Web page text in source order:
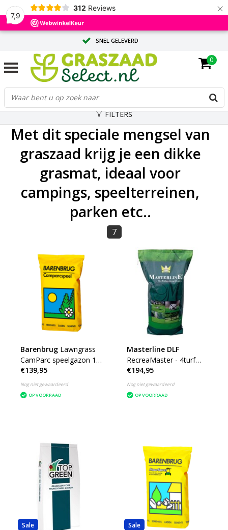
7,9
312 Reviews ×
SNEL GELEVERD
ADVIES OP MAAT DOOR ONZE EXPERTS
GROTE HOEVEELHEID? VRAAG EEN OFFERTE AAN
0
FILTERS
Met dit speciale mengsel van
graszaad krijg je een dikke
grasmat, ideaal voor
campings, speelterreinen,
parken etc..
7
Barenbrug Lawngrass
CamParc speelgazon 15
kg 600-750 m²
€139,95
Nog niet gewaardeerd
OP VOORRAAD
Masterline DLF
RecreaMaster - 4turf
ProNitro - 15 Kg.
€194,95
Nog niet gewaardeerd
OP VOORRAAD
Sale Sale